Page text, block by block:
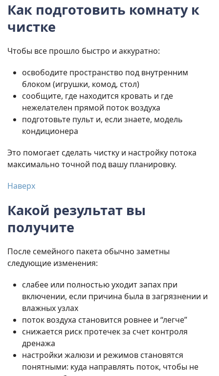
Как подготовить комнату к
чистке
Чтобы все прошло быстро и аккуратно:
освободите пространство под внутренним
блоком (игрушки, комод, стол)
сообщите, где находится кровать и где
нежелателен прямой поток воздуха
подготовьте пульт и, если знаете, модель
кондиционера
Это помогает сделать чистку и настройку потока
максимально точной под вашу планировку.
Наверх
Какой результат вы
получите
После семейного пакета обычно заметны
следующие изменения:
слабее или полностью уходит запах при
включении, если причина была в загрязнении и
влажных узлах
поток воздуха становится ровнее и “легче”
снижается риск протечек за счет контроля
дренажа
настройки жалюзи и режимов становятся
понятными: куда направлять поток, чтобы не